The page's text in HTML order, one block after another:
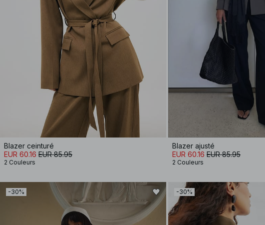
Blazer ceinturé
EUR 60.16 EUR 85.95
2 Couleurs
Blazer ajusté
EUR 60.16 EUR 85.95
2 Couleurs
-30% -30%